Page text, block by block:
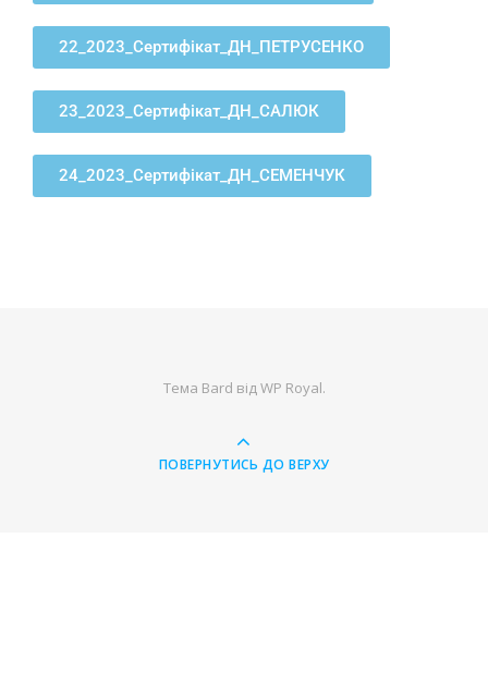
22_2023_Сертифікат_ДН_ПЕТРУСЕНКО
23_2023_Сертифікат_ДН_САЛЮК
24_2023_Сертифікат_ДН_СЕМЕНЧУК
Тема Bard від WP Royal.
ПОВЕРНУТИСЬ ДО ВЕРХУ